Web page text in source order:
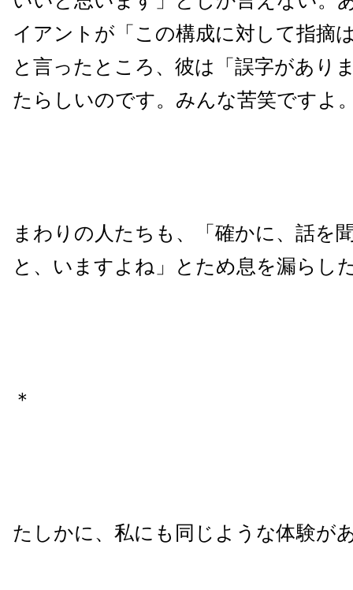
イアントが「この構成に対して指摘
と言ったところ、彼は「誤字があり
たらしいのです。みんな苦笑ですよ
まわりの人たちも、「確かに、話を
と、いますよね」とため息を漏らし
＊
たしかに、私にも同じような体験が